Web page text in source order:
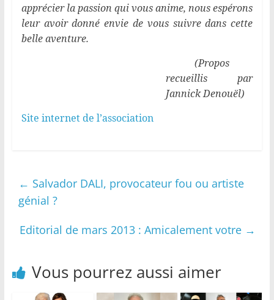
apprécier la passion qui vous anime, nous espérons
leur avoir donné envie de vous suivre dans cette
belle aventure.
(Propos
recueillis par
Jannick Denouël)
Site internet de l’association
← Salvador DALI, provocateur fou ou artiste
génial ?
Editorial de mars 2013 : Amicalement votre →
Vous pourrez aussi aimer